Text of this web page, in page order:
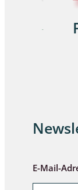
E-Mail-